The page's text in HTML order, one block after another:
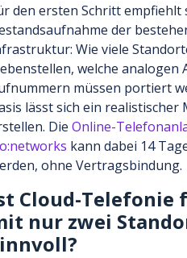
den ersten Schritt empfiehlt
der
Wie viele
welche analogen
müssen portiert
lässt sich ein realistischer
Die Online-
kann dabei 14
ohne Vertragsbindung.
Cloud-Telefonie
nur zwei